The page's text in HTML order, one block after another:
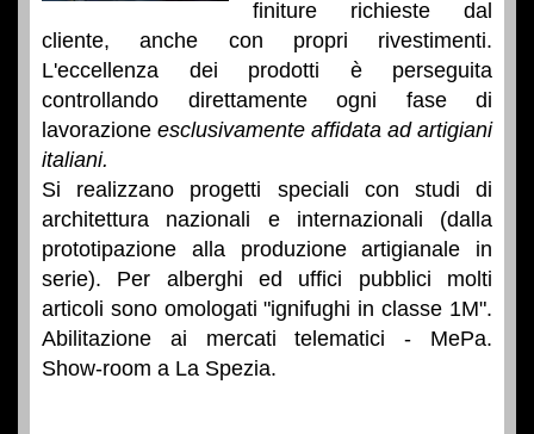
finiture richieste dal
cliente, anche con propri rivestimenti.
L'eccellenza dei prodotti è perseguita
controllando direttamente ogni fase di
lavorazione esclusivamente affidata ad artigiani
italiani.
Si realizzano progetti speciali con studi di
architettura nazionali e internazionali (dalla
prototipazione alla produzione artigianale in
serie). Per alberghi ed uffici pubblici molti
articoli sono omologati "ignifughi in classe 1M".
Abilitazione ai mercati telematici - MePa.
Show-room a La Spezia.